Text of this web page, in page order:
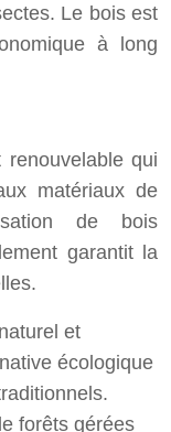
Le bois est
à long
qui
matériaux de
de bois
garantit la
et
écologique
forêts gérées